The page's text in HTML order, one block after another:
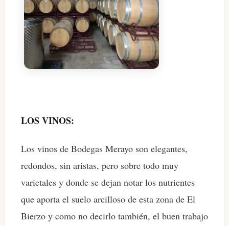
LOS VINOS:
Los vinos de Bodegas Merayo son elegantes,
redondos, sin aristas, pero sobre todo muy
varietales y donde se dejan notar los nutrientes
que aporta el suelo arcilloso de esta zona de El
Bierzo y como no decirlo también, el buen trabajo